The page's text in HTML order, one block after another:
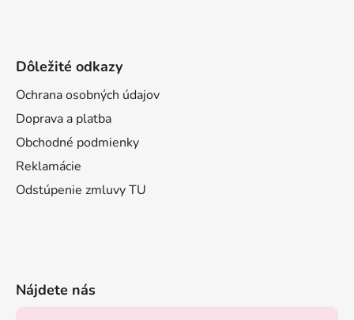
Dôležité odkazy
Ochrana osobných údajov
Doprava a platba
Obchodné podmienky
Reklamácie
Odstúpenie zmluvy TU
Nájdete nás